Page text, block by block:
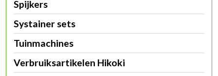
Spijkers
Systainer sets
Tuinmachines
Verbruiksartikelen Hikoki